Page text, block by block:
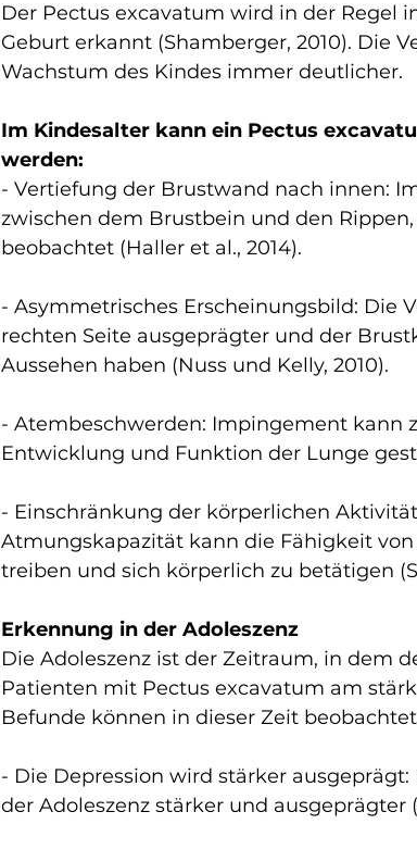
Der Pectus excavatum wird in der Regel
Geburt erkannt (Shamberger, 2010). Die
Wachstum des Kindes immer deutlicher.
Im Kindesalter kann ein Pectus
werden:
- Vertiefung der Brustwand nach innen:
zwischen dem Brustbein und den
beobachtet (Haller et al., 2014).
- Asymmetrisches Erscheinungsbild: Die
rechten Seite ausgeprägter und der
Aussehen haben (Nuss und Kelly, 2010).
- Atembeschwerden: Impingement kann
Entwicklung und Funktion der Lunge
- Einschränkung der körperlichen
Atmungskapazität kann die Fähigkeit
treiben und sich körperlich zu betätigen
Erkennung in der Adoleszenz
Die Adoleszenz ist der Zeitraum, in dem
Patienten mit Pectus excavatum am
Befunde können in dieser Zeit
- Die Depression wird stärker
der Adoleszenz stärker und ausgeprägter